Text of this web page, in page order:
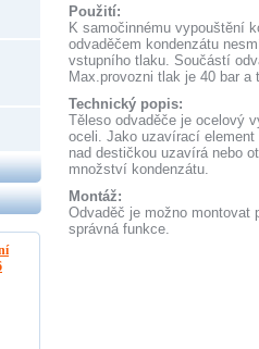
Použití:
K samočinnému vypouštění
odvaděčem kondenzátu
vstupního tlaku. Součástí
Max.provozni tlak je 40 bar a
Technický popis:
Těleso odvaděče je ocelový
oceli. Jako uzavírací
nad destičkou uzavírá nebo
množství kondenzátu.
Montáž:
Odvaděč je možno montovat
správná funkce.